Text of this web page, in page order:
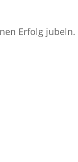
Erfolg